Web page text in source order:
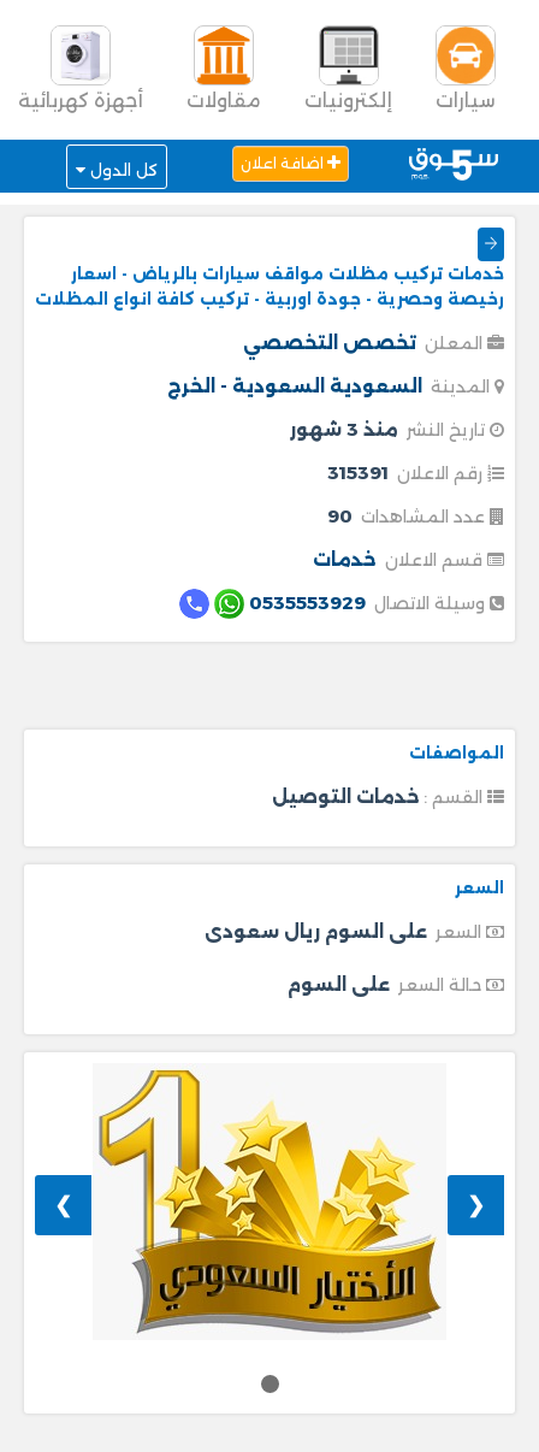
سيارات إلكترونيات مقاولات أجهزة كهربائية
اضافة اعلان كل الدول
خدمات تركيب مظلات مواقف سيارات بالرياض - اسعار
رخيصة وحصرية - جودة اوربية - تركيب كافة انواع المظلات
المعلن تخصص التخصصي
المدينة السعودية السعودية - الخرج
تاريخ النشر منذ 3 شهور
رقم الاعلان 315391
عدد المشاهدات 90
قسم الاعلان خدمات
وسيلة الاتصال 0535553929
المواصفات
خدمات التوصيل
السعر
السعر على السوم ريال سعودى
حالة السعر على السوم
❮
❯